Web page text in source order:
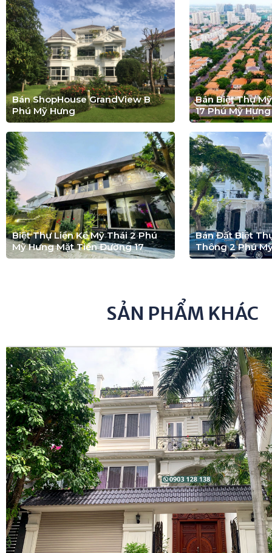
Bán ShopHouse GrandView B
Phú Mỹ Hưng
Bán Biệt Thự
17 Phú Mỹ Hưng
Biệt Thự Liền Kề Mỹ Thái 2 Phú
Mỹ Hưng Mặt Tiền Đường 17
Bán Đất Biệt
Thông 2 Phú
SẢN PHẨM KHÁC
Bán Biệt Thự Đường Số 20 Sadeco Ven Sông
Biệt Thự Quận 7
GIÁ
21.000.000.000